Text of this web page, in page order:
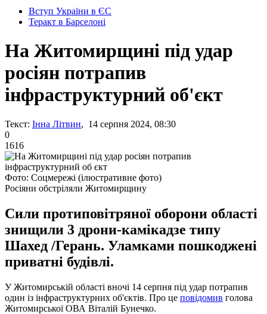
Вступ України в ЄС
Теракт в Барселоні
На Житомирщині під удар
росіян потрапив
інфраструктурний об'єкт
Текст: Інна Літвин, 14 серпня 2024, 08:30
0
1616
Фото: Соцмережі (ілюстративне фото)
Росіяни обстріляли Житомирщину
Сили протиповітряної оборони області
знищили 3 дрони-камікадзе типу
Шахед /Герань. Уламками пошкоджені
приватні будівлі.
У Житомирській області вночі 14 серпня під удар потрапив
один із інфраструктурних об'єктів. Про це повідомив голова
Житомирської ОВА Віталій Бунечко.